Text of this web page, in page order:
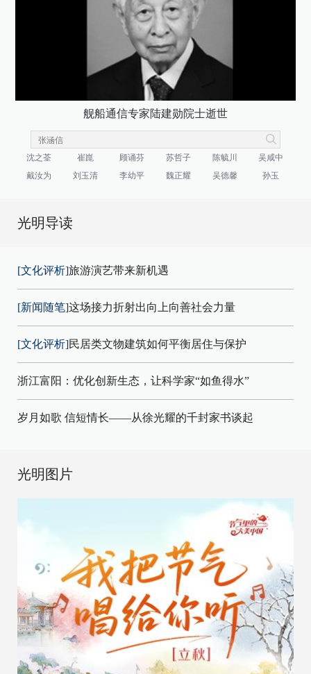
舰船通信专家陆建勋院士逝世
沈之荃 崔崑 顾诵芬 苏哲子 陈毓川
吴咸中
戴汝为
刘玉清 李幼平 魏正耀 吴德馨 孙玉
光明导读
[文化评析]旅游演艺带来新机遇
[新闻随笔]这场接力折射出向上向善社会力量
[文化评析]民居类文物建筑如何平衡居住与保护
浙江富阳：优化创新生态，让科学家“如鱼得水”
岁月如歌 信短情长——从徐光耀的千封家书谈起
光明图片